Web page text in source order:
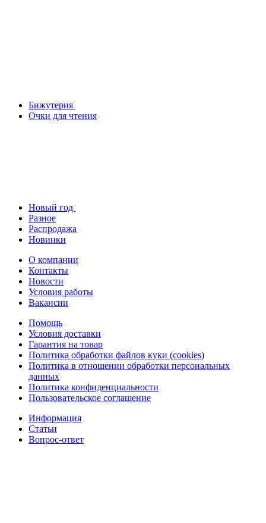
Бижутерия
Очки для чтения
Новый год
Разное
Распродажа
Новинки
О компании
Контакты
Новости
Условия работы
Вакансии
Помощь
Условия доставки
Гарантия на товар
Политика обработки файлов куки (cookies)
Политика в отношении обработки персональных
данных
Политика конфиденциальности
Пользовательское соглашение
Информация
Статьи
Вопрос-ответ